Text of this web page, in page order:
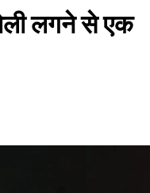
लगने से एक